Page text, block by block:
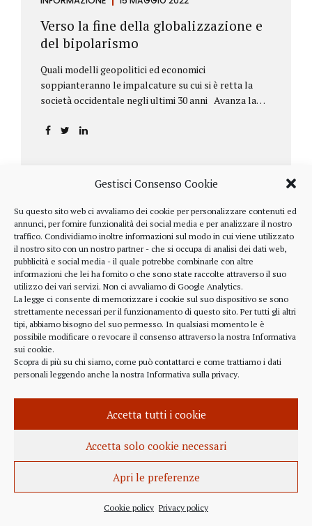
Gestisci Consenso Cookie
Su questo sito web ci avvaliamo dei cookie per personalizzare contenuti ed
annunci, per fornire funzionalità dei social media e per analizzare il nostro
traffico. Condividiamo inoltre informazioni sul modo in cui viene utilizzato
il nostro sito con un nostro partner - che si occupa di analisi dei dati web,
pubblicità e social media - il quale potrebbe combinarle con altre
informazioni che lei ha fornito o che sono state raccolte attraverso il suo
utilizzo dei vari servizi. Non ci avvaliamo di Google Analytics.
La legge ci consente di memorizzare i cookie sul suo dispositivo se sono
strettamente necessari per il funzionamento di questo sito. Per tutti gli altri
tipi, abbiamo bisogno del suo permesso. In qualsiasi momento le è
possibile modificare o revocare il consenso attraverso la nostra Informativa
sui cookie.
Scopra di più su chi siamo, come può contattarci e come trattiamo i dati
personali leggendo anche la nostra Informativa sulla privacy.
Accetta tutti i cookie
Accetta solo cookie necessari
Apri le preferenze
Cookie policy Privacy policy
Verso la fine della globalizzazione e
del bipolarismo
Quali modelli geopolitici ed economici
soppianteranno le impalcature su cui si è retta la
società occidentale negli ultimi 30 anni Avanza la
aprile ha fatto parecchio discutere il discorso che
una lettera annuale che Fink ha inviato agli
investitori, nella quale fa il punto sulla situazione
geopolitica ed economica globale, accompagnata da
alcune considerazioni sui profitti generati dalle
scelte finanziarie operate dal fondo BlackRock.
Occorre leggere molto attentamente il testo della
lettera
(https://www.blackrock.com/corporate/investor-
relations/larry-fink-chairmans-letter). Fink afferma
chiaramente che...
INFORMAZIONE 27 APRILE 2022
Istanza per l’abrogazione
dell’obbligo vaccinale al Governo
Italiano e alla Commissione Europea
Europea per l’abrogazione della normativa